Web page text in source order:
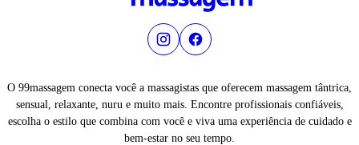
O 99massagem conecta você a massagistas que oferecem massagem tântrica,
sensual, relaxante, nuru e muito mais. Encontre profissionais confiáveis,
escolha o estilo que combina com você e viva uma experiência de cuidado e
bem-estar no seu tempo.